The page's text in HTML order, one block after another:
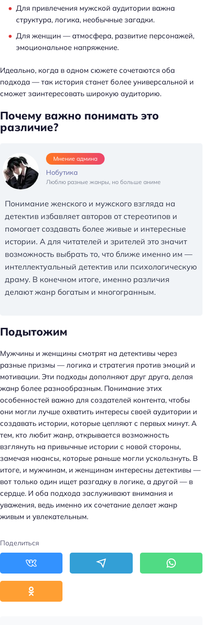
Для привлечения мужской аудитории важна
структура, логика, необычные загадки.
Для женщин — атмосфера, развитие персонажей,
эмоциональное напряжение.
Идеально, когда в одном сюжете сочетаются оба
подхода — так история станет более универсальной и
сможет заинтересовать широкую аудиторию.
Почему важно понимать это
различие?
Мнение админа
Нобутика
Люблю разные жанры, но больше аниме
Понимание женского и мужского взгляда на
детектив избавляет авторов от стереотипов и
помогает создавать более живые и интересные
истории. А для читателей и зрителей это значит
возможность выбрать то, что ближе именно им —
интеллектуальный детектив или психологическую
драму. В конечном итоге, именно различия
делают жанр богатым и многогранным.
Подытожим
Мужчины и женщины смотрят на детективы через
разные призмы — логика и стратегия против эмоций и
мотивации. Эти подходы дополняют друг друга, делая
жанр более разнообразным. Понимание этих
особенностей важно для создателей контента, чтобы
они могли лучше охватить интересы своей аудитории и
создавать истории, которые цепляют с первых минут. А
тем, кто любит жанр, открывается возможность
взглянуть на привычные истории с новой стороны,
замечая нюансы, которые раньше могли ускользнуть. В
итоге, и мужчинам, и женщинам интересны детективы —
вот только один ищет разгадку в логике, а другой — в
сердце. И оба подхода заслуживают внимания и
уважения, ведь именно их сочетание делает жанр
живым и увлекательным.
Поделиться